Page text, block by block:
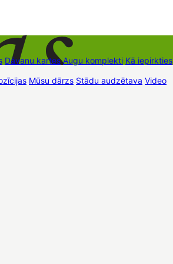
Dāvanu kartes Augu komplekti Kā iepirkties
Mūsu dārzs Stādu audzētava Video